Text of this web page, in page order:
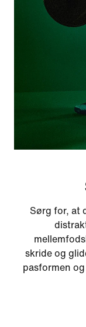
Sørg for, at
skride og
pasformen